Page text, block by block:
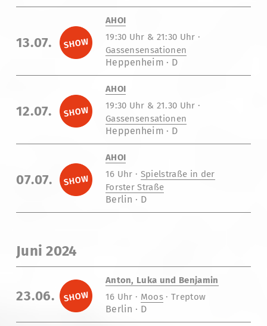
13.07.
AHOI
19:30 Uhr & 21:30 Uhr ·
Gassensensationen
Heppenheim · D
12.07.
AHOI
19:30 Uhr & 21.30 Uhr ·
Gassensensationen
Heppenheim · D
07.07.
AHOI
16 Uhr · Spielstraße in der
Forster Straße
Berlin · D
Juni 2024
23.06.
Anton, Luka und Benjamin
16 Uhr · Moos · Treptow
Berlin · D